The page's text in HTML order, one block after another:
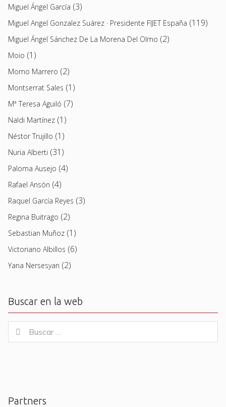
Miguel Ángel García (3)
Miguel Angel Gonzalez Suárez · Presidente FIJET España (119)
Miguel Ángel Sánchez De La Morena Del Olmo (2)
Moio (1)
Momo Marrero (2)
Montserrat Sales (1)
Mª Teresa Aguiló (7)
Naldi Martínez (1)
Néstor Trujillo (1)
Nuria Alberti (31)
Paloma Ausejo (4)
Rafael Ansón (4)
Raquel García Reyes (3)
Regina Buitrago (2)
Sebastian Muñoz (1)
Victoriano Albillos (6)
Yana Nersesyan (2)
Buscar en la web
for:
Buscar
Partners